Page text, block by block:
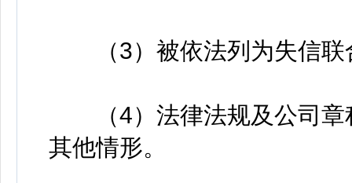
（3）被依法列为失信联
（4）法律法规及公司章
其他情形。